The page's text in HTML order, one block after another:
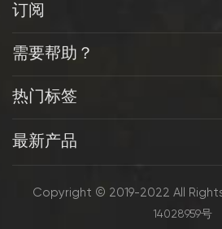
订阅
需要帮助？
热门标签
最新产品
Copyright © 2019-2022 All
14028959号